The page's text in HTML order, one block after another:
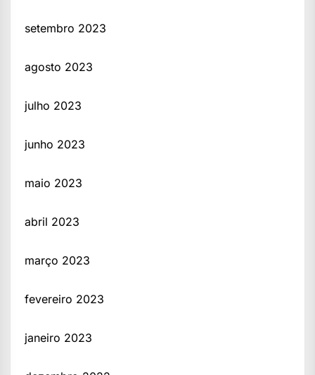
setembro 2023
agosto 2023
julho 2023
junho 2023
maio 2023
abril 2023
março 2023
fevereiro 2023
janeiro 2023